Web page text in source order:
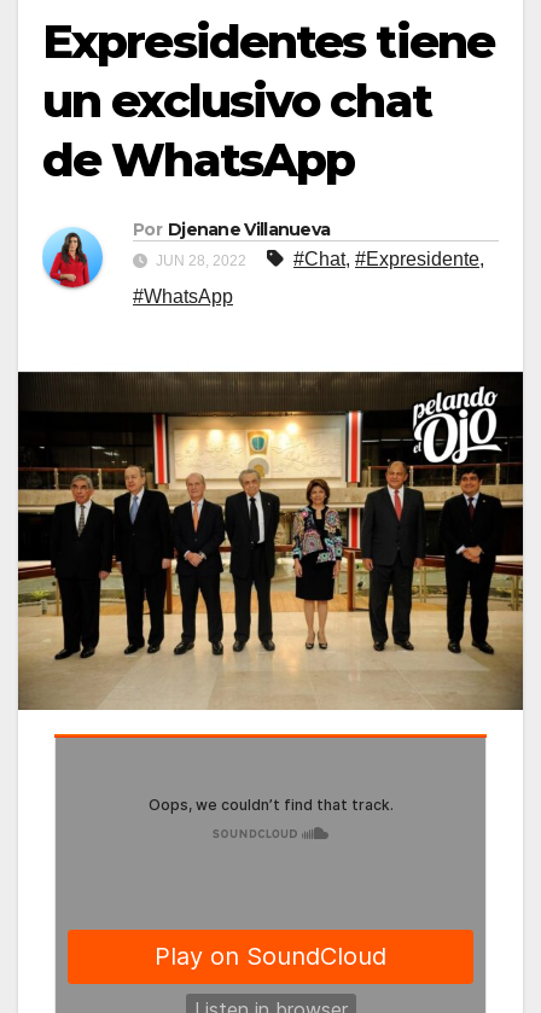
Expresidentes tiene
un exclusivo chat
de WhatsApp
Por Djenane Villanueva
JUN 28, 2022 #Chat, #Expresidente,
#WhatsApp